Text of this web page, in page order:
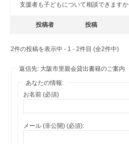
支援者も子どもについて相談できますか
投稿者 投稿
2件の投稿を表示中 - 1 - 2件目 (全2件中)
返信先: 大阪市里親会貸出書籍のご案内
あなたの情報:
お名前 (必須)
メール (非公開) (必須):